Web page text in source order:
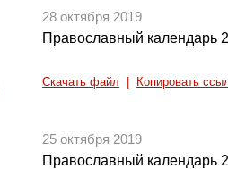
28 октября 2019
Православный календарь
Скачать файл Копировать
25 октября 2019
Православный календарь